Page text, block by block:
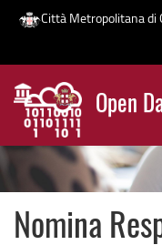
Salta
contenuto
principale
Città Metropolitana di
Open
News
Nomina